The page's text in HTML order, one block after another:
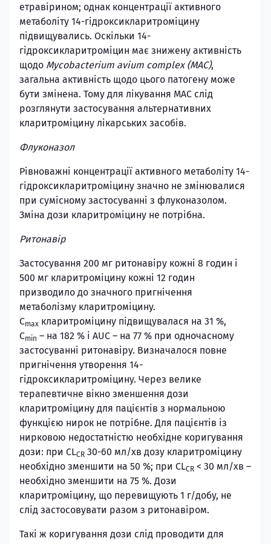
етравірином; однак концентрації активного
метаболіту 14-гідроксикларитроміцину
підвищувались. Оскільки 14-
гідроксикларитроміцин має знижену активність
щодо Mycobacterium avium complex (MAC),
загальна активність щодо цього патогену може
бути змінена. Тому для лікування МАС слід
розглянути застосування альтернативних
кларитроміцину лікарських засобів.
Флуконазол
Рівноважні концентрації активного метаболіту 14-
гідроксикларитроміцину значно не змінювалися
при сумісному застосуванні з флуконазолом.
Зміна дози кларитроміцину не потрібна.
Ритонавір
Застосування 200 мг ритонавіру кожні 8 годин і
500 мг кларитроміцину кожні 12 годин
призводило до значного пригнічення
метаболізму кларитроміцину.
Cmax кларитроміцину підвищувалася на 31 %,
Cmin – на 182 % і AUC – на 77 % при одночасному
застосуванні ритонавіру. Визначалося повне
пригнічення утворення 14-
гідроксикларитроміцину. Через велике
терапевтичне вікно зменшення дози
кларитроміцину для пацієнтів з нормальною
функцією нирок не потрібне. Для пацієнтів із
нирковою недостатністю необхідне коригування
дози: при CLCR 30-60 мл/хв дозу кларитроміцину
необхідно зменшити на 50 %; при CLCR < 30 мл/хв –
необхідно зменшити на 75 %. Дози
кларитроміцину, що перевищують 1 г/добу, не
слід застосовувати разом з ритонавіром.
Такі ж коригування дози слід проводити для